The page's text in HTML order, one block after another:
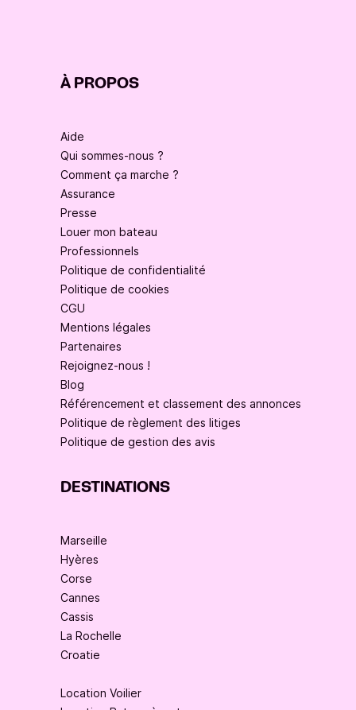
À PROPOS
Aide
Qui sommes-nous ?
Comment ça marche ?
Assurance
Presse
Louer mon bateau
Professionnels
Politique de confidentialité
Politique de cookies
CGU
Mentions légales
Partenaires
Rejoignez-nous !
Blog
Référencement et classement des annonces
Politique de règlement des litiges
Politique de gestion des avis
DESTINATIONS
Marseille
Hyères
Corse
Cannes
Cassis
La Rochelle
Croatie
Location Voilier